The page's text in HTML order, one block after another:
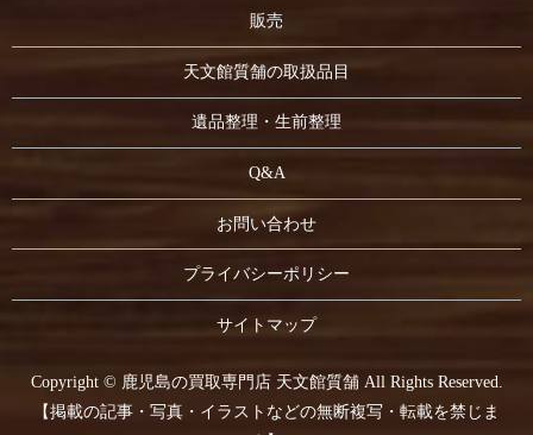
販売
天文館質舗の取扱品目
遺品整理・生前整理
Q&A
お問い合わせ
プライバシーポリシー
サイトマップ
Copyright © 鹿児島の買取専門店 天文館質舗 All Rights Reserved.
【掲載の記事・写真・イラストなどの無断複写・転載を禁じま